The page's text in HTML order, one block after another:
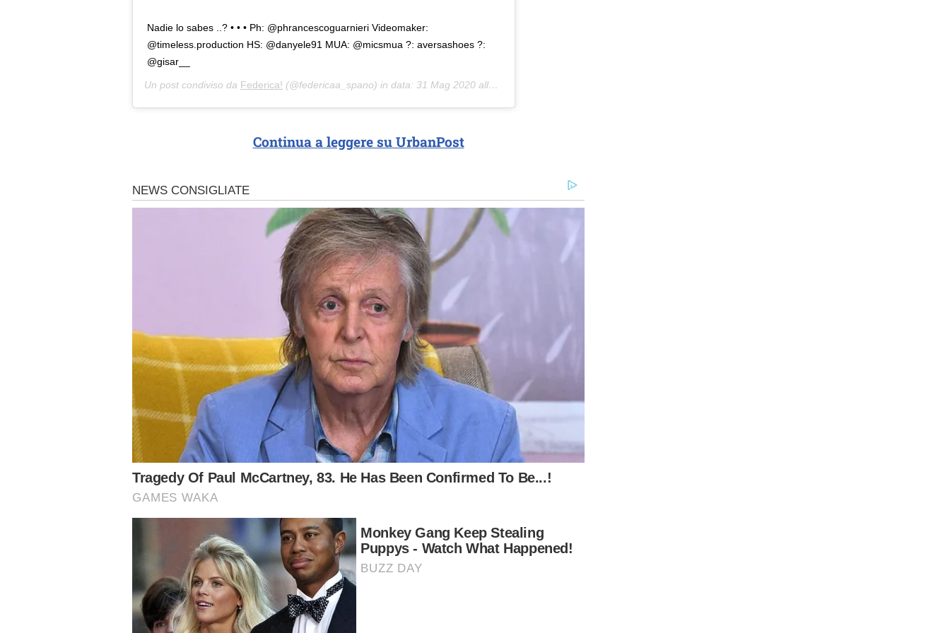
Nadie lo sabes ..? • • • Ph: @phrancescoguarnieri Videomaker:
@timeless.production HS: @danyele91 MUA: @micsmua ?: aversashoes ?:
@gisar__
Un post condiviso da Federica! (@federicaa_spano) in data: 31 Mag 2020 alle ore 12:08 PDT
Continua a leggere su UrbanPost